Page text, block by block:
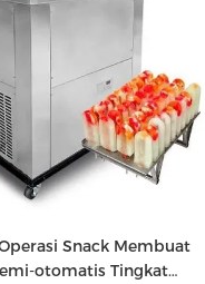
Snack Membuat
otomatis Tingkat